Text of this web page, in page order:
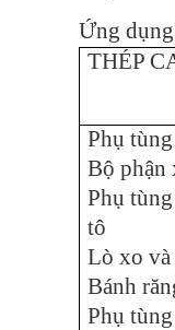
Ứng dụng
THÉP
Phụ
Bộ phận
Phụ
tô
Lò xo và
Bánh
Phụ